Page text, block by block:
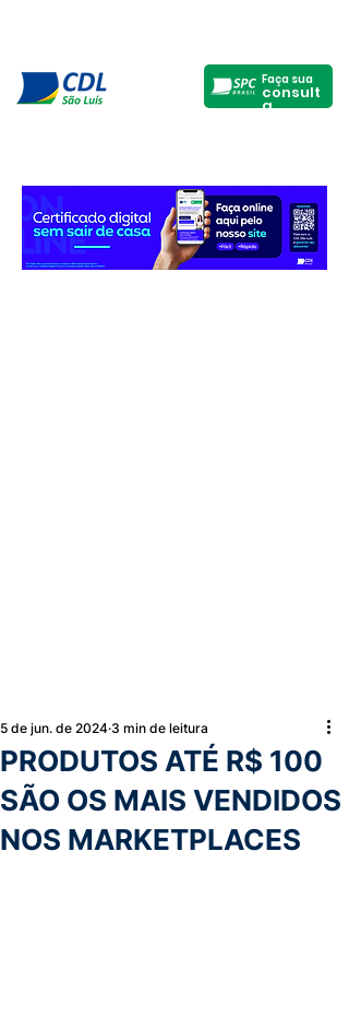
Faça sua
consult
a
PRODUTOS ATÉ R$ 100
SÃO OS MAIS VENDIDOS
NOS MARKETPLACES
5 de jun. de 2024 3 min de leitura